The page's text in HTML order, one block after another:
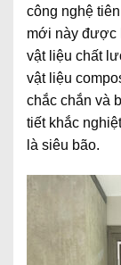
công nghệ
mới này được
vật liệu chất
vật liệu
chắc chắn và
tiết khắc
là siêu bão.